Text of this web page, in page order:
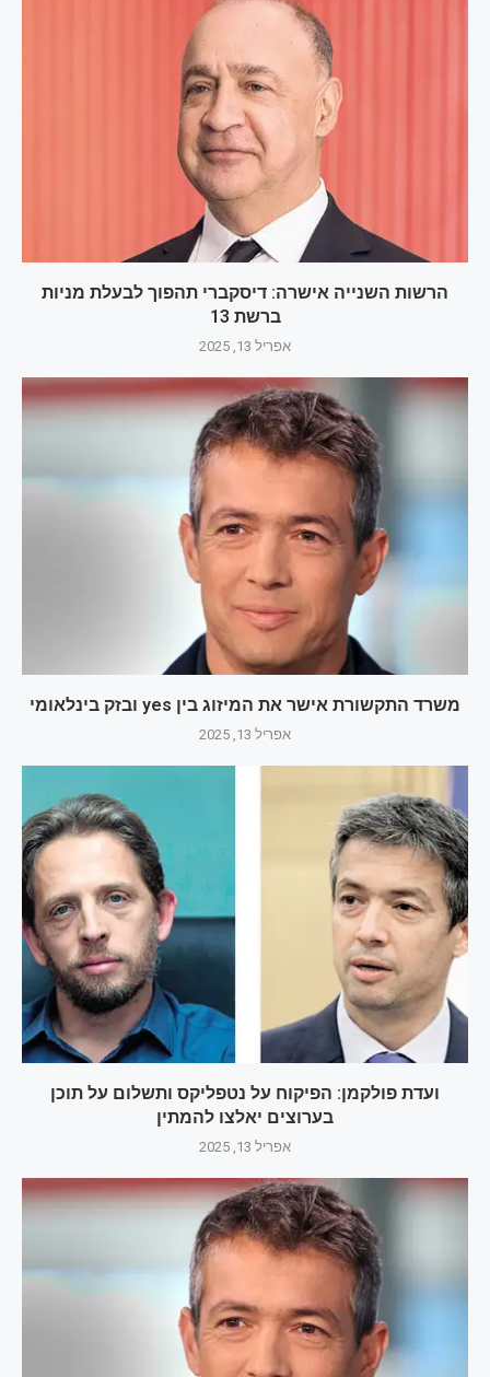
הרשות השנייה אישרה: דיסקברי תהפוך לבעלת מניות
ברשת 13
אפריל 13, 2025
משרד התקשורת אישר את המיזוג בין yes ובזק בינלאומי
אפריל 13, 2025
ועדת פולקמן: הפיקוח על נטפליקס ותשלום על תוכן
בערוצים יאלצו להמתין
אפריל 13, 2025